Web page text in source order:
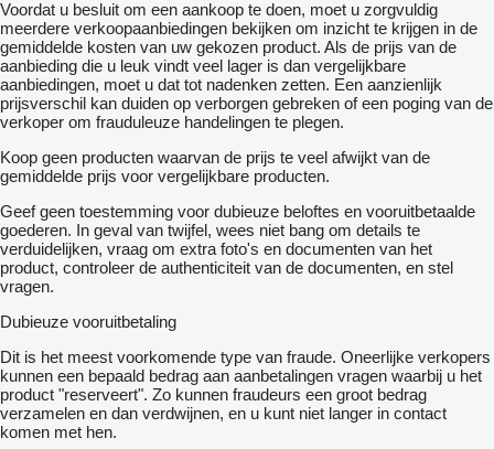
Voordat u besluit om een ​​aankoop te doen, moet u zorgvuldig
meerdere verkoopaanbiedingen bekijken om inzicht te krijgen in de
gemiddelde kosten van uw gekozen product. Als de prijs van de
aanbieding die u leuk vindt veel lager is dan vergelijkbare
aanbiedingen, moet u dat tot nadenken zetten. Een aanzienlijk
prijsverschil kan duiden op verborgen gebreken of een poging van de
verkoper om frauduleuze handelingen te plegen.
Koop geen producten waarvan de prijs te veel afwijkt van de
gemiddelde prijs voor vergelijkbare producten.
Geef geen toestemming voor dubieuze beloftes en vooruitbetaalde
goederen. In geval van twijfel, wees niet bang om details te
verduidelijken, vraag om extra foto's en documenten van het
product, controleer de authenticiteit van de documenten, en stel
vragen.
Dubieuze vooruitbetaling
Dit is het meest voorkomende type van fraude. Oneerlijke verkopers
kunnen een bepaald bedrag aan aanbetalingen vragen waarbij u het
product "reserveert". Zo kunnen fraudeurs een groot bedrag
verzamelen en dan verdwijnen, en u kunt niet langer in contact
komen met hen.